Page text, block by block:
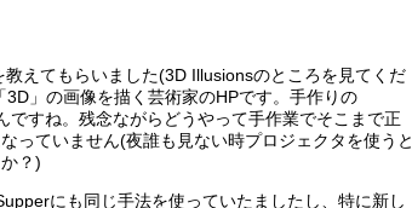
教えてもらいました(3D Illusionsのところを見てくだ
」の画像を描く芸術家のHPです。手作りの
ですね。残念ながらどうやって手作業でそこまで正
っていません(夜誰も見ない時プロジェクタを使うと
？)
にも同じ手法を使っていたましたし、特に新し